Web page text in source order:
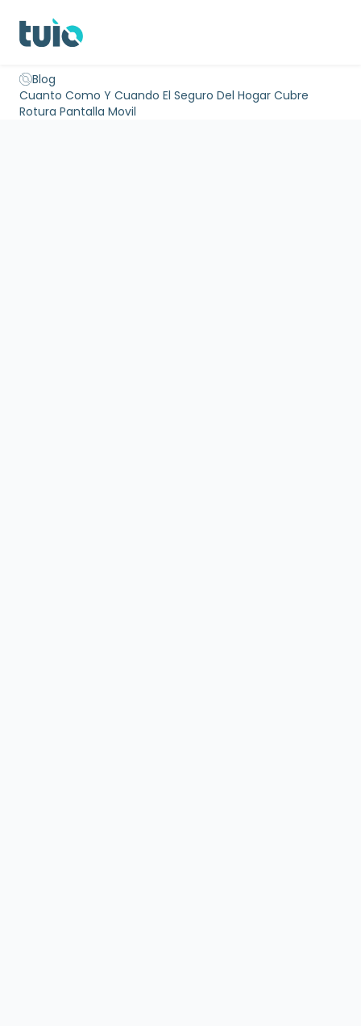
Seguro hogar propietarios
Inicio
Blog
Cuanto Como Y Cuando El Seguro Del Hogar Cubre
Rotura Pantalla Movil